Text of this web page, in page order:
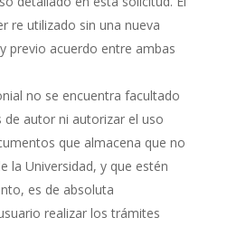
re utilizado sin una nueva
previo acuerdo entre ambas
no se encuentra facultado
de autor ni autorizar el uso
que almacena que no
la Universidad, y que estén
es de absoluta
realizar los trámites